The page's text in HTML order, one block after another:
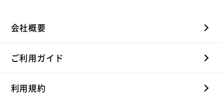
会社概要
ご利用ガイド
利用規約